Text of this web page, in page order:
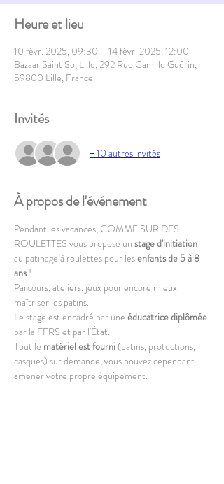
Heure et lieu
10 févr. 2025, 09:30 – 14 févr. 2025, 12:00
Bazaar Saint So, Lille, 292 Rue Camille Guérin,
59800 Lille, France
Invités
+ 10 autres invités
À propos de l'événement
Pendant les vacances, COMME SUR DES
ROULETTES vous propose un stage d'initiation
au patinage à roulettes pour les enfants de 5 à 8
ans !
Parcours, ateliers, jeux pour encore mieux
maîtriser les patins.
Le stage est encadré par une éducatrice diplômée
par la FFRS et par l'État.
Tout le matériel est fourni (patins, protections,
casques) sur demande, vous pouvez cependant
amener votre propre équipement.